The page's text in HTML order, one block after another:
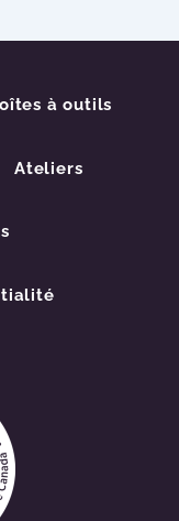
à outils
Ateliers